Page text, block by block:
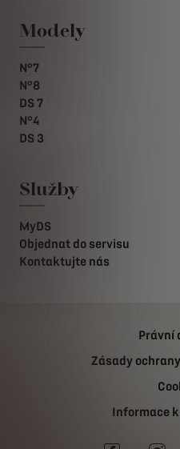
Modely
N°7
N°8
DS 7
N°4
DS 3
Služby
MyDS
Objednat do servisu
Kontaktujte nás
Právní
Zásady
Informace